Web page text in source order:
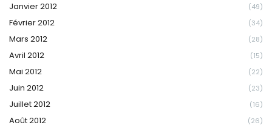
Janvier 2012 (49)
Février 2012 (34)
Mars 2012 (28)
Avril 2012 (15)
Mai 2012 (22)
Juin 2012 (23)
Juillet 2012 (16)
Août 2012 (26)